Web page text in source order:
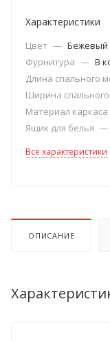
Характеристики
Цвет — Бежевый
Фурнитура — В
Длина спального
Ширина
Материал каркаса
Ящик для белья —
Все характеристики
ОПИСАНИЕ